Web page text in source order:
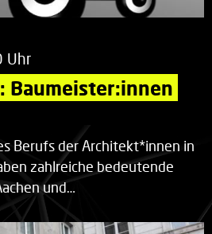
Uhr
Baumeister:innen
Berufs der Architekt*innen in
zahlreiche bedeutende
und…